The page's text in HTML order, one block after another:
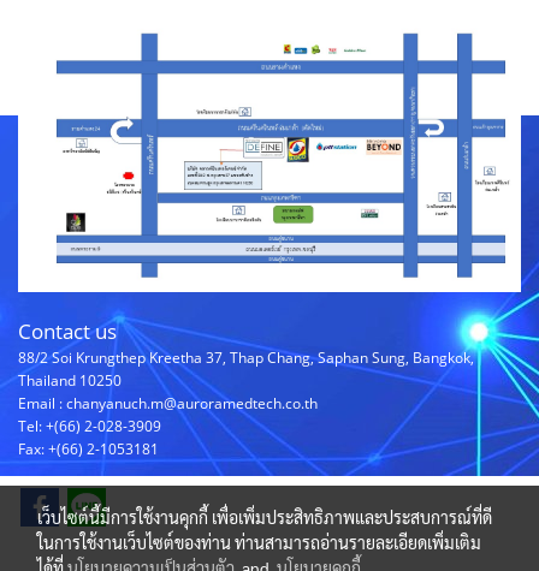
Contact us
88/2 Soi Krungthep Kreetha 37, Thap Chang, Saphan Sung, Bangkok,
Thailand 10250
Email : chanyanuch.m@auroramedtech.co.th
Tel: +(66) 2-028-3909
Fax: +(66) 2-1053181
เว็บไซต์นี้มีการใช้งานคุกกี้ เพื่อเพิ่มประสิทธิภาพและประสบการณ์ที่ดี
ในการใช้งานเว็บไซต์ของท่าน ท่านสามารถอ่านรายละเอียดเพิ่มเติม